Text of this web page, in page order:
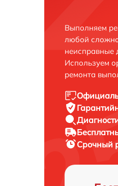
Выполняем
любой
неисправные
Используем
ремонта
Срочный